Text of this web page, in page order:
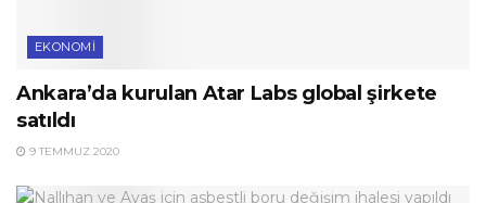
EKONOMI
Ankara’da kurulan Atar Labs global şirkete
satıldı
9 TEMMUZ 2020